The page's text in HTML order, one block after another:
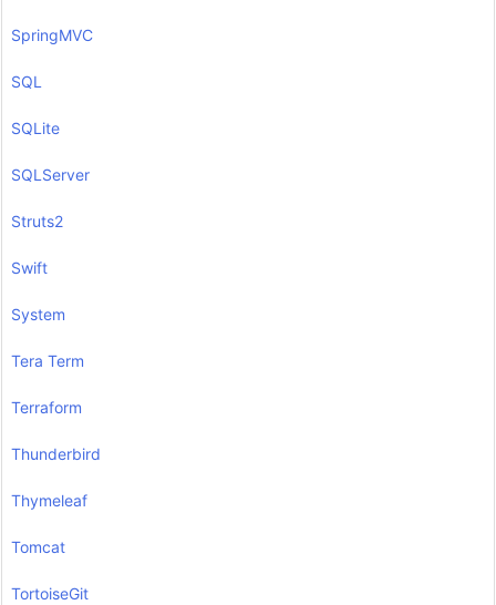
SpringMVC
SQL
SQLite
SQLServer
Struts2
Swift
System
Tera Term
Terraform
Thunderbird
Thymeleaf
Tomcat
TortoiseGit